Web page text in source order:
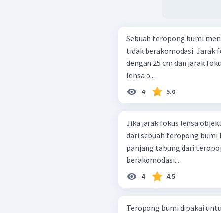
Sebuah teropong bumi
tidak berakomodasi. Jarak
dengan 25 cm dan jarak
lensa o...
4 5.0
Jika jarak fokus lensa
dari sebuah teropong bumi
panjang tabung dari
berakomodasi...
4 4.5
Teropong bumi dipakai